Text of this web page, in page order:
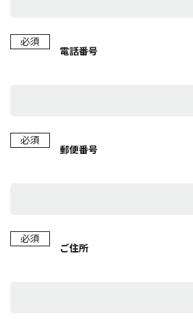
必須
電話番号
必須
郵便番号
必須
ご住所